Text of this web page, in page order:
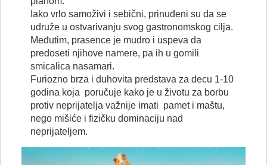
Iako vrlo samoživi i sebični, prinuđeni su da se
udruže u ostvarivanju svog gastronomskog cilja.
Međutim, prasence je mudro i uspeva da
predoseti njihove namere, pa ih u gomili
smicalica nasamari.
Furiozno brza i duhovita predstava za decu 1-10
godina koja poručuje kako je u životu za borbu
protiv neprijatelja važnije imati pamet i maštu,
nego mišiće i fizičku dominaciju nad
neprijateljem.